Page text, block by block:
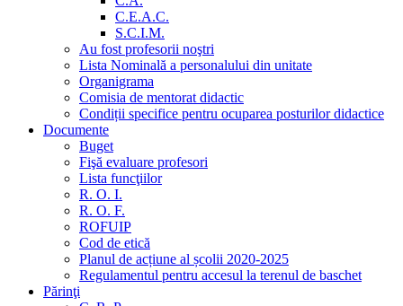
C.E.A.C.
S.C.I.M.
Au fost profesorii noştri
Lista Nominală a personalului din unitate
Organigrama
Comisia de mentorat didactic
Condiții specifice pentru ocuparea posturilor didactice
Documente
Buget
Fişă evaluare profesori
Lista funcţiilor
R. O. I.
R. O. F.
ROFUIP
Cod de etică
Planul de acțiune al școlii 2020-2025
Regulamentul pentru accesul la terenul de baschet
Părinţi